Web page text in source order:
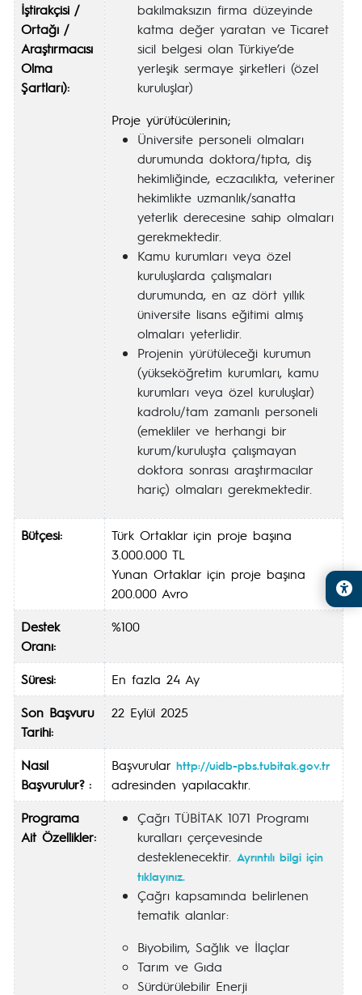
İştirakçisi /
Ortağı /
Araştırmacısı
Olma
Şartları):
bakılmaksızın firma düzeyinde
katma değer yaratan ve Ticaret
sicil belgesi olan Türkiye’de
yerleşik sermaye şirketleri (özel
kuruluşlar)
Proje yürütücülerinin;
Üniversite personeli olmaları
durumunda doktora/tıpta, diş
hekimliğinde, eczacılıkta, veteriner
hekimlikte uzmanlık/sanatta
yeterlik derecesine sahip olmaları
gerekmektedir.
Kamu kurumları veya özel
kuruluşlarda çalışmaları
durumunda, en az dört yıllık
üniversite lisans eğitimi almış
olmaları yeterlidir.
Projenin yürütüleceği kurumun
(yükseköğretim kurumları, kamu
kurumları veya özel kuruluşlar)
kadrolu/tam zamanlı personeli
(emekliler ve herhangi bir
kurum/kuruluşta çalışmayan
doktora sonrası araştırmacılar
hariç) olmaları gerekmektedir.
Bütçesi:
Türk Ortaklar için proje başına
3.000.000 TL
Yunan Ortaklar için proje başına
200.000 Avro
Destek
Oranı:
%100
Süresi:
En fazla 24 Ay
Son Başvuru
Tarihi:
22 Eylül 2025
Nasıl
Başvurulur? :
Başvurular http://uidb-pbs.tubitak.gov.tr
adresinden yapılacaktır.
Programa
Ait Özellikler:
Çağrı TÜBİTAK 1071 Programı
kuralları çerçevesinde
desteklenecektir.
Ayrıntılı bilgi için
tıklayınız.
Çağrı kapsamında belirlenen
tematik alanlar:
Biyobilim, Sağlık ve İlaçlar
Tarım ve Gıda
Sürdürülebilir Enerji